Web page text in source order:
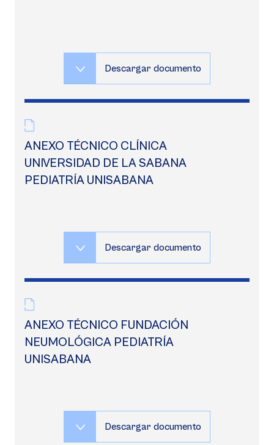
Descargar documento
ANEXO TÉCNICO CLÍNICA
UNIVERSIDAD DE LA SABANA
PEDIATRÍA UNISABANA
Descargar documento
ANEXO TÉCNICO FUNDACIÓN
NEUMOLÓGICA PEDIATRÍA
UNISABANA
Descargar documento